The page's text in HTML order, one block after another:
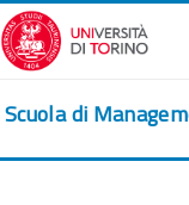
Vai al contenuto
Scuola di